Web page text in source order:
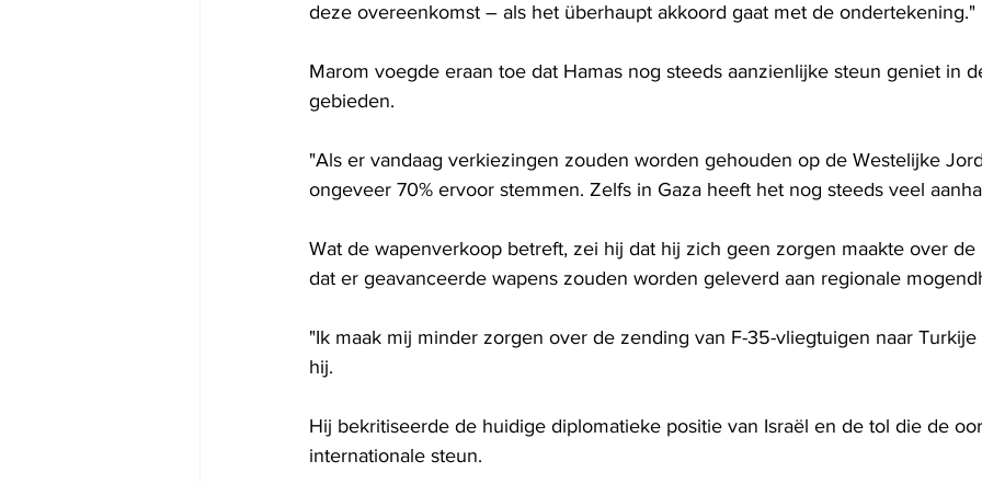
deze overeenkomst – als het überhaupt akkoord gaat met de ondertekening."
Marom voegde eraan toe dat Hamas nog steeds aanzienlijke steun geniet in
gebieden.
"Als er vandaag verkiezingen zouden worden gehouden op de Westelijke
ongeveer 70% ervoor stemmen. Zelfs in Gaza heeft het nog steeds veel
Wat de wapenverkoop betreft, zei hij dat hij zich geen zorgen maakte over
dat er geavanceerde wapens zouden worden geleverd aan regionale
"Ik maak mij minder zorgen over de zending van F-35-vliegtuigen naar
hij.
Hij bekritiseerde de huidige diplomatieke positie van Israël en de tol die de
internationale steun.